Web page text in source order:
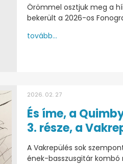
Örömmel osztjuk meg a
bekerült a 2026-os
tovább...
2026. 02. 27
És íme, a
3. része, a
A Vakrepülés sok
ének-basszusgitár kombó